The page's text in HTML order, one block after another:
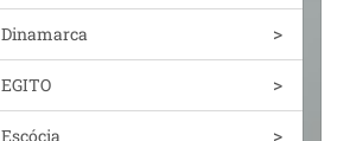
Dinamarca
EGITO
Escócia